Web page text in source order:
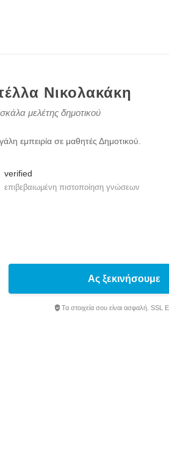
Νικολακάκη
μελέτης δημοτικού
εμπειρία σε μαθητές Δημοτικού.
verified
επιβεβαιωμένη πιστοποίηση γνώσεων
Ας ξεκινήσουμε
Τα στοιχεία σου είναι ασφαλή. SSL